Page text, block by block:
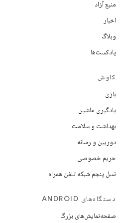
منبع آزاد
اخبار
وبلاگ
پادکست‌ها
کاوش
بازی
یادگیری ماشین
بهداشت و سلامت
دوربین و رسانه
حریم خصوصی
نسل پنجم شبکه تلفن همراه
دستگاه‌های ANDROID
صفحه‌نمایش‌های بزرگ